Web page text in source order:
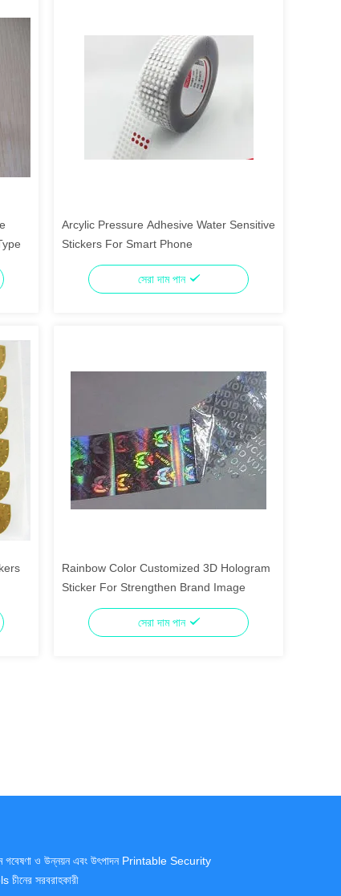
Arcylic Pressure Adhesive Water Sensitive
Stickers For Smart Phone
সেরা দাম পান
Rainbow Color Customized 3D Hologram
Sticker For Strengthen Brand Image
সেরা দাম পান
গবেষণা ও উন্নয়ন এবং উৎপাদন Printable Security
চীনের সরবরাহকারী